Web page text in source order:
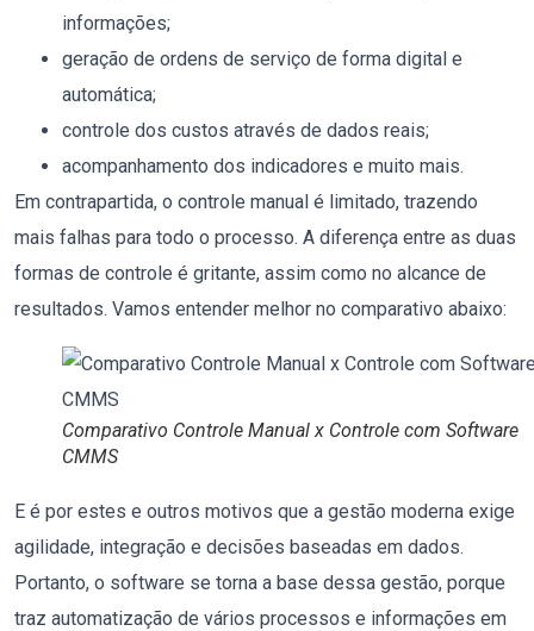
informações;
geração de ordens de serviço de forma digital e
automática;
controle dos custos através de dados reais;
acompanhamento dos indicadores e muito mais.
Em contrapartida, o controle manual é limitado, trazendo
mais falhas para todo o processo. A diferença entre as duas
formas de controle é gritante, assim como no alcance de
resultados. Vamos entender melhor no comparativo abaixo:
Comparativo Controle Manual x Controle com Software
CMMS
E é por estes e outros motivos que a gestão moderna exige
agilidade, integração e decisões baseadas em dados.
Portanto, o software se torna a base dessa gestão, porque
traz automatização de vários processos e informações em